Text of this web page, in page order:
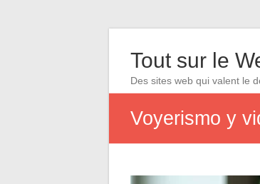
Tout sur le
Des sites web qui valent le
Voyerismo y